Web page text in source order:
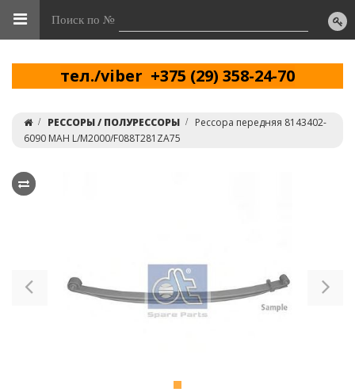
Поиск по №
тел./viber +375 (29) 358-24-70
РЕССОРЫ / ПОЛУРЕССОРЫ
Рессора передняя 8143402-
6090 МАН L/M2000/F088T281ZA75